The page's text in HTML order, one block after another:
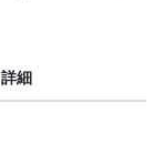
詳細